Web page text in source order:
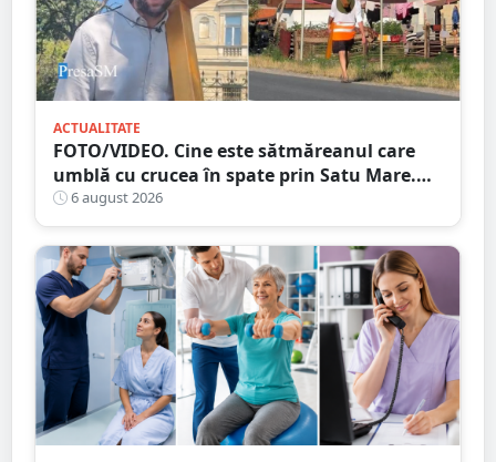
ACTUALITATE
FOTO/VIDEO. Cine este sătmăreanul care
umblă cu crucea în spate prin Satu Mare.
De ce face acest gest
6 august 2026